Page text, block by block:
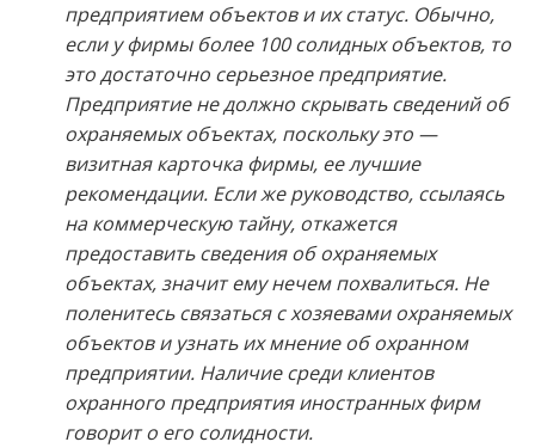
предприятием объектов и их статус. Обычно,
если у фирмы более 100 солидных объектов, то
это достаточно серьезное предприятие.
Предприятие не должно скрывать сведений об
охраняемых объектах, поскольку это —
визитная карточка фирмы, ее лучшие
рекомендации. Если же руководство, ссылаясь
на коммерческую тайну, откажется
предоставить сведения об охраняемых
объектах, значит ему нечем похвалиться. Не
поленитесь связаться с хозяевами охраняемых
объектов и узнать их мнение об охранном
предприятии. Наличие среди клиентов
охранного предприятия иностранных фирм
говорит о его солидности.